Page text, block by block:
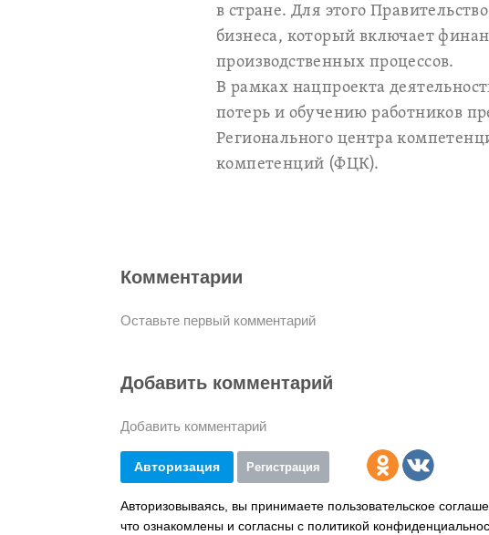
в стране. Для этого
бизнеса, который включает
производственных процессов.
В рамках нацпроекта
потерь и обучению работников
Регионального центра
компетенций (ФЦК).
Комментарии
Оставьте первый комментарий
Добавить комментарий
Добавить комментарий
Авторизация Регистрация
Авторизовываясь, вы принимаете пользовательское
что ознакомлены и согласны с политикой